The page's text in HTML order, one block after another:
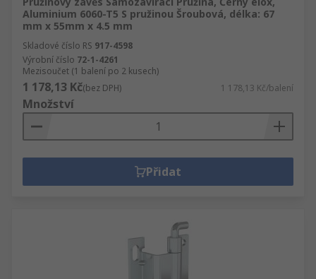
Aluminium 6060-T5 S pružinou Šroubová, délka: 67
mm x 55mm x 4.5 mm
Skladové číslo RS 917-4598
Výrobní číslo 72-1-4261
Mezisoučet (1 balení po 2 kusech)
1 178,13 Kč(bez DPH) 1 178,13 Kč/balení
Množství
Přidat